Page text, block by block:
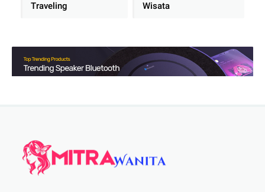
Traveling Wisata